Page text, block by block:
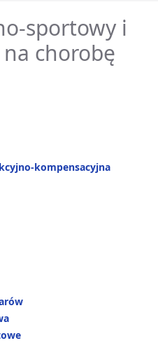
sportowy i
chorobę
kompensacyjna